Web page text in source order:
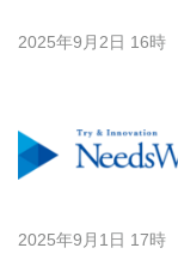
2025年9月2日 16時
2025年9月1日 17時